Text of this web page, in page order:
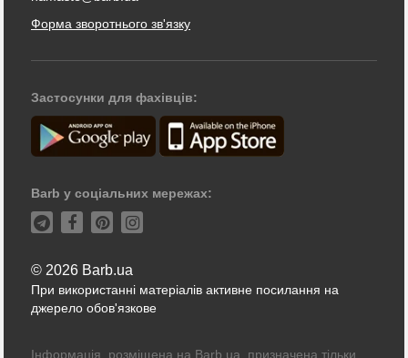
Форма зворотнього зв'язку
Застосунки для фахівців:
Barb у соціальних мережах:
© 2026 Barb.ua
При використанні матеріалів активне посилання на
джерело обов'язкове
Інформація, розміщена на Barb.ua, призначена тільки